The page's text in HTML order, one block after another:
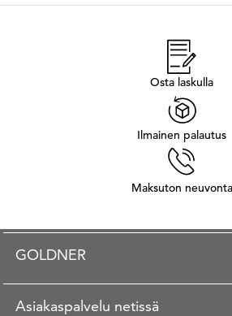
Osta laskulla
Ilmainen palautus
Maksuton neuvonta
GOLDNER
Asiakaspalvelu netissä